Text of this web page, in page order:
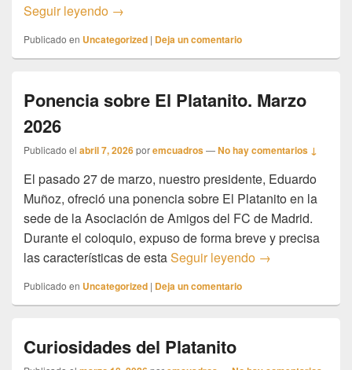
Seguir leyendo Actividades Mayo 2026
→
Publicado en Uncategorized | Deja un comentario
Ponencia sobre El Platanito. Marzo
2026
Publicado el abril 7, 2026poremcuadros—No hay comentarios ↓
El pasado 27 de marzo, nuestro presidente, Eduardo
Muñoz, ofreció una ponencia sobre El Platanito en la
sede de la Asociación de Amigos del FC de Madrid.
Durante el coloquio, expuso de forma breve y precisa
las características de estaSeguir leyendo Ponencia sobre
→
Publicado en Uncategorized | Deja un comentario
Curiosidades del Platanito